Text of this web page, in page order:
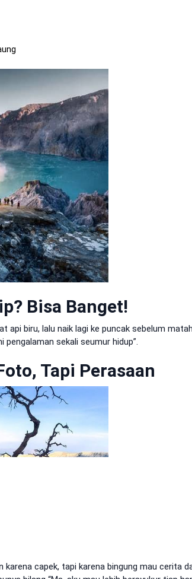
Bisa Banget!
api biru, lalu naik lagi ke puncak sebelum
sekali seumur hidup”.
Tapi Perasaan
karena capek, tapi karena bingung mau cerita